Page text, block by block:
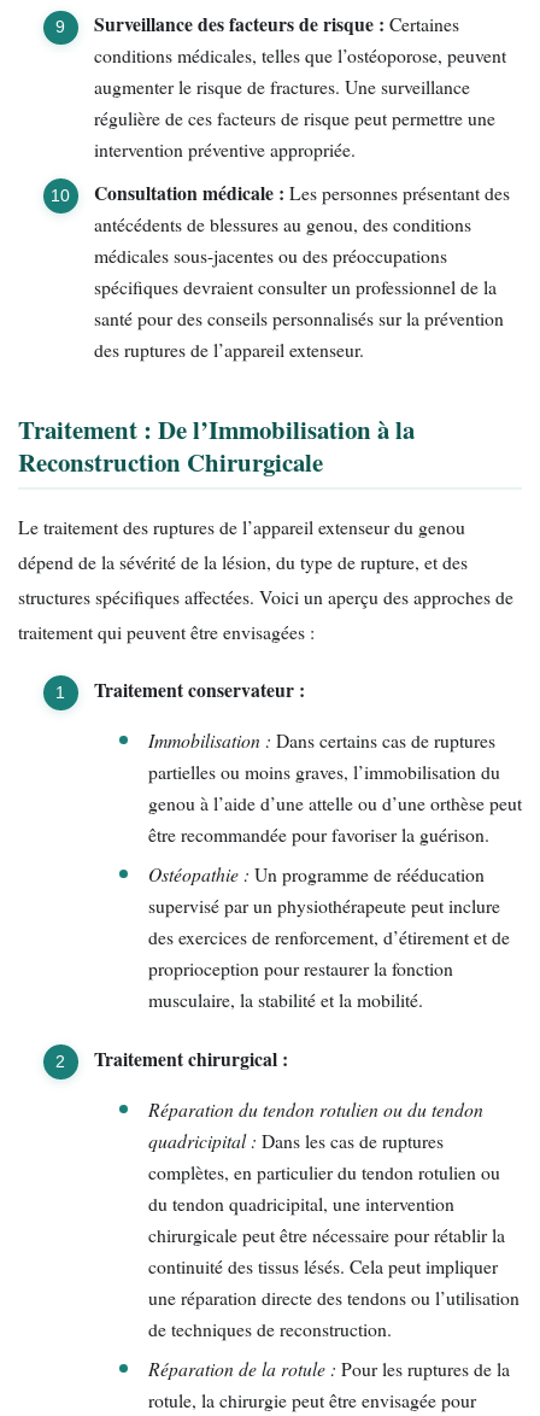
Surveillance des facteurs de risque : Certaines
conditions médicales, telles que l’ostéoporose, peuvent
augmenter le risque de fractures. Une surveillance
régulière de ces facteurs de risque peut permettre une
intervention préventive appropriée.
Consultation médicale : Les personnes présentant des
antécédents de blessures au genou, des conditions
médicales sous-jacentes ou des préoccupations
spécifiques devraient consulter un professionnel de la
santé pour des conseils personnalisés sur la prévention
des ruptures de l’appareil extenseur.
Traitement : De l’Immobilisation à la
Reconstruction Chirurgicale
Le traitement des ruptures de l’appareil extenseur du genou
dépend de la sévérité de la lésion, du type de rupture, et des
structures spécifiques affectées. Voici un aperçu des approches de
traitement qui peuvent être envisagées :
Traitement conservateur :
Immobilisation : Dans certains cas de ruptures
partielles ou moins graves, l’immobilisation du
genou à l’aide d’une attelle ou d’une orthèse peut
être recommandée pour favoriser la guérison.
Ostéopathie : Un programme de rééducation
supervisé par un physiothérapeute peut inclure
des exercices de renforcement, d’étirement et de
proprioception pour restaurer la fonction
musculaire, la stabilité et la mobilité.
Traitement chirurgical :
Réparation du tendon rotulien ou du tendon
quadricipital : Dans les cas de ruptures
complètes, en particulier du tendon rotulien ou
du tendon quadricipital, une intervention
chirurgicale peut être nécessaire pour rétablir la
continuité des tissus lésés. Cela peut impliquer
une réparation directe des tendons ou l’utilisation
de techniques de reconstruction.
Réparation de la rotule : Pour les ruptures de la
rotule, la chirurgie peut être envisagée pour